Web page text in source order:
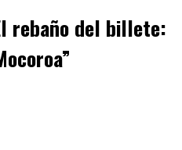
rebaño del billete:
”